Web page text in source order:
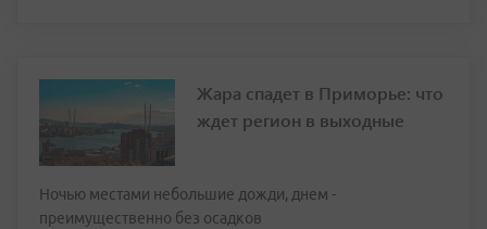
Жара спадет в Приморье: что
ждет регион в выходные
Ночью местами небольшие дожди, днем -
преимущественно без осадков